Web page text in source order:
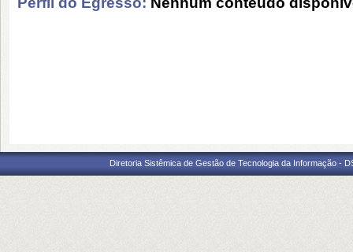
Diretoria Sistêmica de Gestão de Tecnologia da Informação -